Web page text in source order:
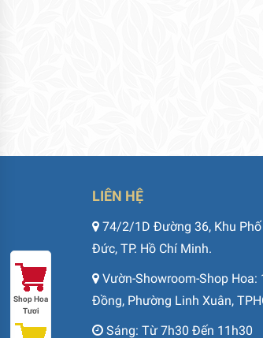
LIÊN HỆ
74/2/1D Đường 36, Khu
Đức, TP. Hồ Chí Minh.
Vườn-Showroom-Shop Hoa:
Đồng, Phường Linh Xuân,
Sáng: Từ 7h30 Đến 11h30
Shop Hoa
Tươi